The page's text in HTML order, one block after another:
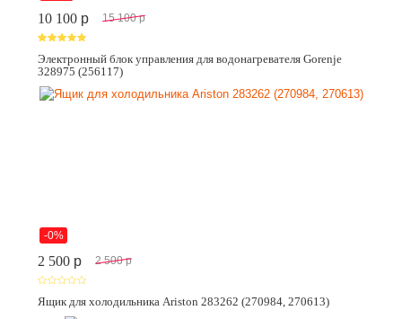
10 100 p 15 100 p
Электронный блок управления для водонагревателя Gorenje
328975 (256117)
-0%
2 500 p 2 500 p
Ящик для холодильника Ariston 283262 (270984, 270613)